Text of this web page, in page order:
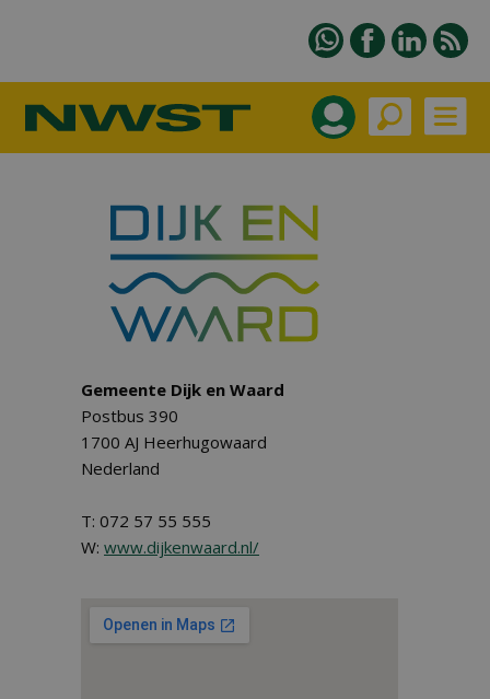
Gemeente Dijk en Waard
Postbus 390
1700 AJ Heerhugowaard
Nederland
T: 072 57 55 555
W: www.dijkenwaard.nl/